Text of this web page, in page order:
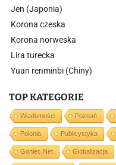
Jen (Japonia)
Korona czeska
Korona norweska
Lira turecka
Yuan renminbi (Chiny)
TOP KATEGORIE
Wiadomości Poznań
Polonia Publicystyka
Goniec.net Globalizacja